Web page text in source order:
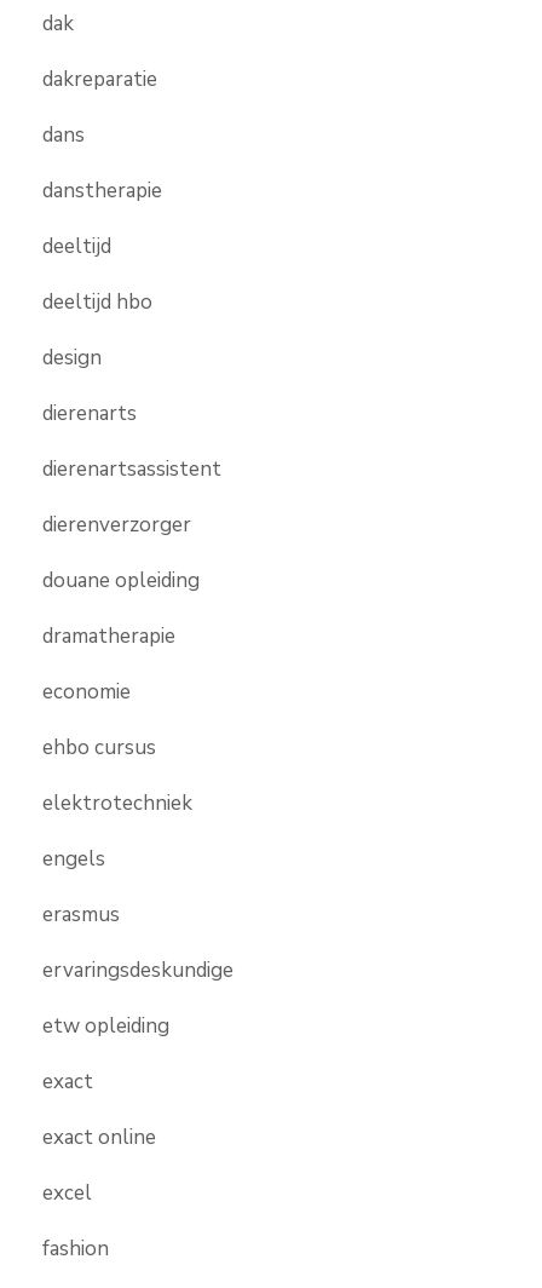
dak
dakreparatie
dans
danstherapie
deeltijd
deeltijd hbo
design
dierenarts
dierenartsassistent
dierenverzorger
douane opleiding
dramatherapie
economie
ehbo cursus
elektrotechniek
engels
erasmus
ervaringsdeskundige
etw opleiding
exact
exact online
excel
fashion